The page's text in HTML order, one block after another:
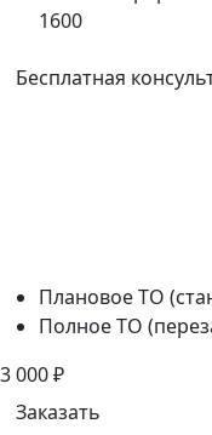
1600
Бесплатная
Плановое ТО
Полное ТО
3 000₽
Заказать